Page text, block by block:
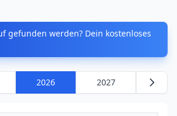
gefunden werden? Dein kostenloses
2026 2027